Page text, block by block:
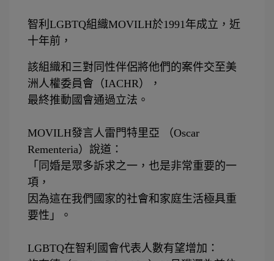
智利 LGBTQ組織MOVILH於1991 年成立，近
十年前，
該組織和三對同性伴侶將他們的案件交至美
洲人權委員會（IACHR），
最終推動國會通過立法。
MOVILH發言人雷門特里亞 （Oscar
Rementeria）說道：
「同婚是眾多訴求之一，也是非常重要的一
項，
因為這在我們國家的社會和家庭生活極具重
要性」。
LGBTQ在智利國會代表人數有望增加：